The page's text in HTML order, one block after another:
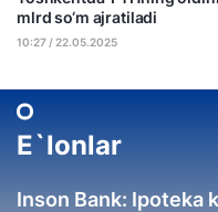
mlrd so‘m ajratiladi
10:27 / 22.05.2025
E`lonlar
Inson Bank: Ipoteka